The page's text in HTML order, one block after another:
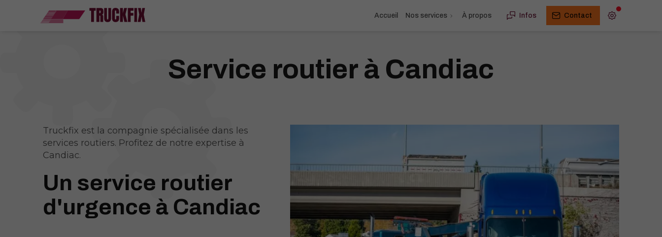
Accueil Nos services À propos Infos Contact
Service routier à Candiac
Truckfix est la compagnie spécialisée dans les
services routiers. Profitez de notre expertise à
Candiac.
Un service routier
d'urgence à Candiac